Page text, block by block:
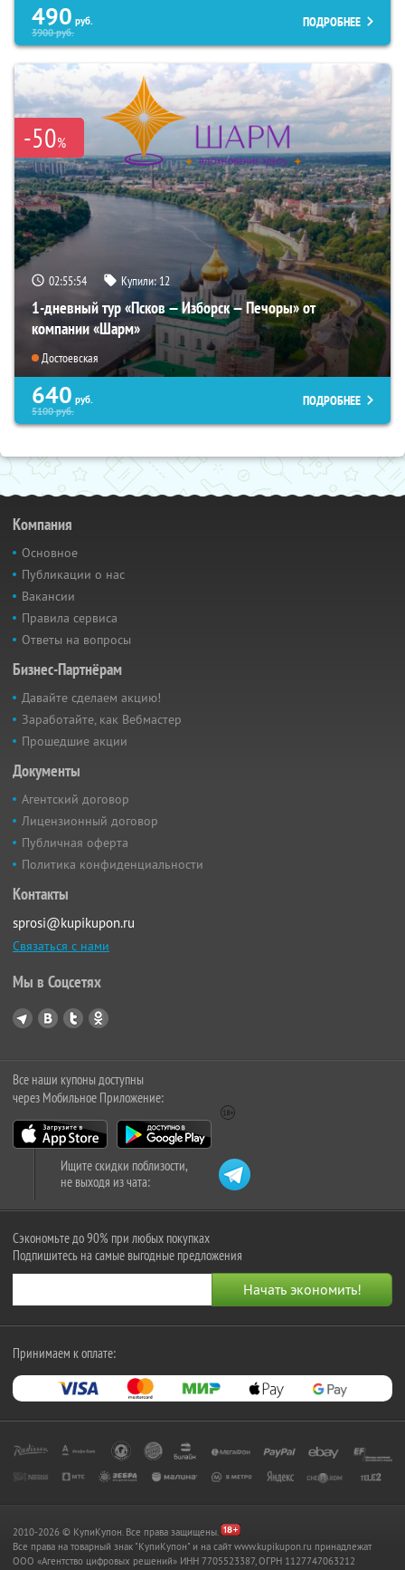
490 руб.
3900руб.
ПОДРОБНЕЕ
-50%
02:55:53 Купили:12
1-дневный тур «Псков — Изборск — Печоры» от
компании «Шарм»
Достоевская
640 руб.
5100руб.
ПОДРОБНЕЕ
Компания
Основное
Публикации о нас
Вакансии
Правила сервиса
Ответы на вопросы
Бизнес-Партнёрам
Давайте сделаем акцию!
Заработайте, как Вебмастер
Прошедшие акции
Документы
Агентский договор
Лицензионный договор
Публичная оферта
Политика конфиденциальности
Контакты
sprosi@kupikupon.ru
Связаться с нами
Мы в Соцсетях
Все наши купоны доступны
через Мобильное Приложение:
Ищите скидки поблизости,
не выходя из чата:
Сэкономьте до 90% при любых покупках
Подпишитесь на самые выгодные предложения
Принимаем к оплате:
2010-2026 © КупиКупон. Все права защищены.
Все права на товарный знак "КупиКупон" и на сайт www.kupikupon.ru принадлежат
OOO «Агентство цифровых решений» ИНН 7705523387, ОГРН 1127747063212